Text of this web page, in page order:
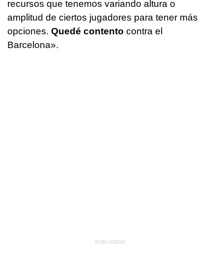
recursos que tenemos variando altura o
amplitud de ciertos jugadores para tener más
opciones. Quedé contento contra el
Barcelona».